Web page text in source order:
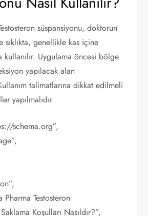
süspansiyonu, doktorun
genellikle kas içine
kullanılır. Uygulama öncesi bölge
yapılacak alan
talimatlarına dikkat edilmeli
yapılmalıdır.
schema.org”,
Testosteron
Koşulları Nasıldır?”,